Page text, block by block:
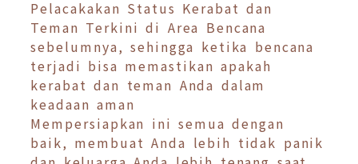
Pelacakakan Status Kerabat dan
Teman Terkini di Area Bencana
sebelumnya, sehingga ketika bencana
terjadi bisa memastikan apakah
kerabat dan teman Anda dalam
keadaan aman
Mempersiapkan ini semua dengan
baik, membuat Anda lebih tidak panik